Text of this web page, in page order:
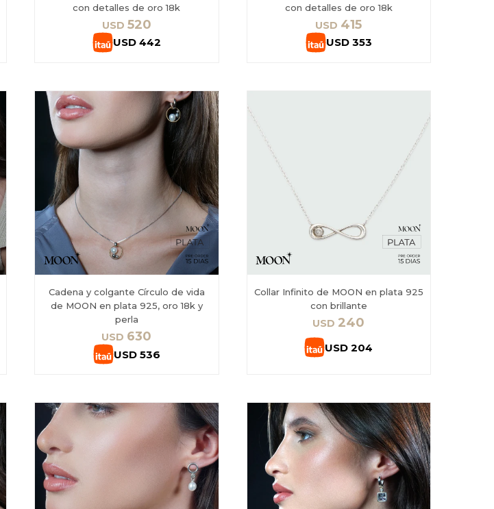
con detalles de oro 18k
USD 520
USD 442
con detalles de oro 18k
USD 415
USD 353
Cadena y colgante Círculo de vida
de MOON en plata 925, oro 18k y
perla
USD 630
USD 536
Collar Infinito de MOON en plata 925
con brillante
USD 240
USD 204